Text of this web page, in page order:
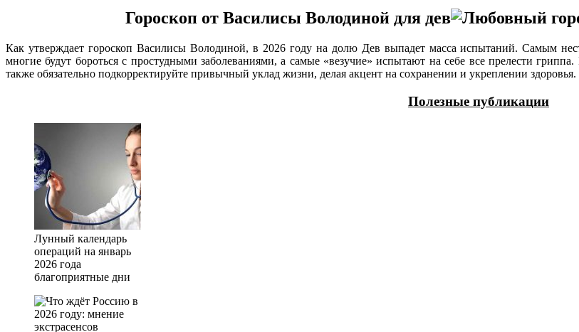
Гороскоп от Василисы Володиной для дев
Как утверждает гороскоп Василисы Володиной, в 2026 году на долю Дев выпадет масса испытаний. Самым
многие будут бороться с простудными заболеваниями, а самые «везучие» испытают на себе все прелести
также обязательно подкорректируйте привычный уклад жизни, делая акцент на сохранении и укреплении здоровья.
Полезные публикации
Лунный календарь
операций на январь
2026 года
благоприятные дни